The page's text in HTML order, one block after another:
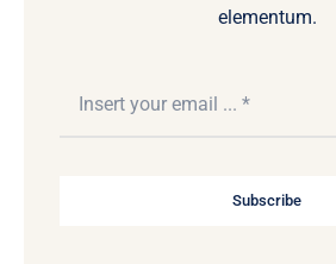
elementum.
Subscribe